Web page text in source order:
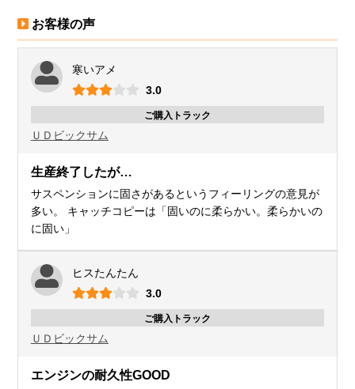
お客様の声
寒いアメ
3.0
ご購入トラック
ＵＤ ビックサム
生産終了したが…
サスペンションに固さがあるというフィーリングの意見が
多い。 キャッチコピーは「固いのに柔らかい。柔らかいの
に固い」
ヒスたんたん
3.0
ご購入トラック
ＵＤ ビックサム
エンジンの耐久性GOOD